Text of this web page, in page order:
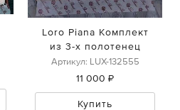
Loro Piana Комплект
из 3-х полотенец
Артикул: LUX-132555
11 000 ₽
Купить